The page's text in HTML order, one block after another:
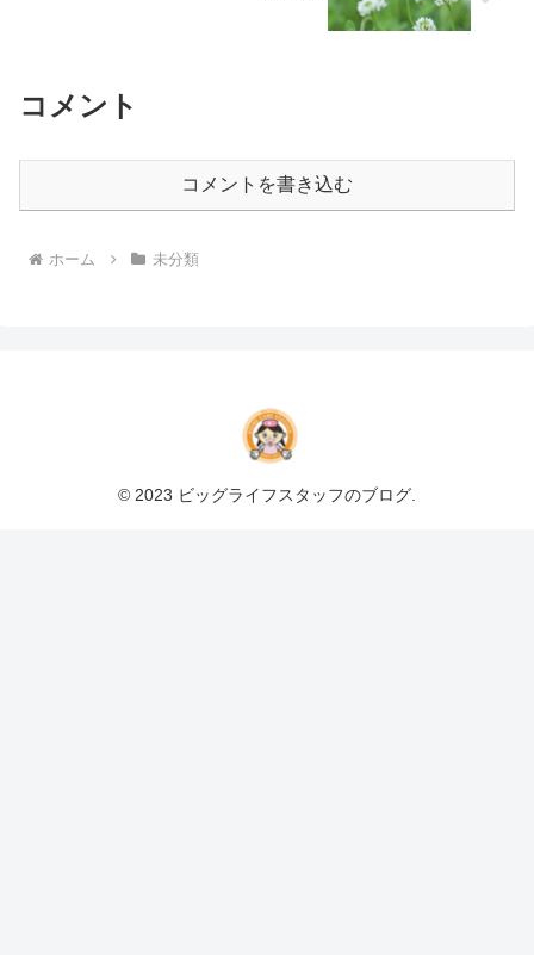
コメント
コメントを書き込む
ホーム 未分類
© 2023 ビッグライフスタッフのブログ.